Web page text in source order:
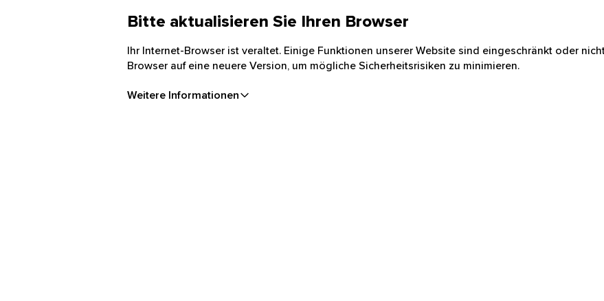
Bitte aktualisieren Sie Ihren Browser
Ihr Internet-Browser ist veraltet. Einige Funktionen unserer Website sind eingeschränkt oder
Browser auf eine neuere Version, um mögliche Sicherheitsrisiken zu minimieren.
Weitere Informationen